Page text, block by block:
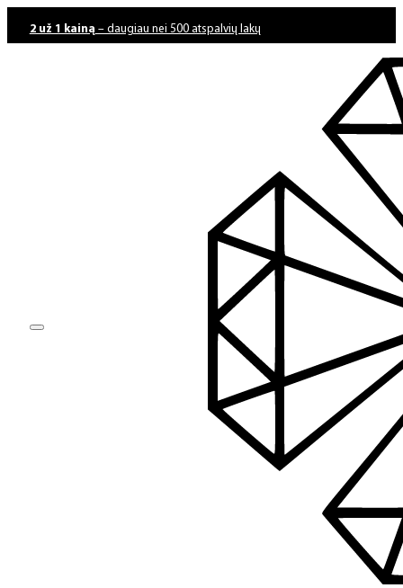
2 už 1 kainą – daugiau nei 500 atspalvių lakų